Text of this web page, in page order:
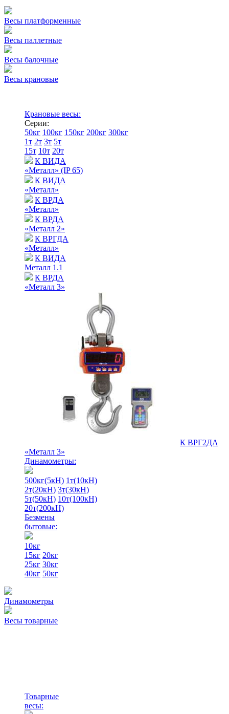
Весы платформенные
Весы паллетные
Весы балочные
Весы крановые
Крановые весы:
Серии:
50кг 100кг 150кг 200кг 300кг
1т 2т 3т 5т
15т 10т 20т
К ВИДА
«Металл» (IP 65)
К ВИДА
«Металл»
К ВРДА
«Металл»
К ВРДА
«Металл 2»
К ВРГДА
«Металл»
К ВИДА
Металл 1.1
К ВРДА
«Металл 3»
К ВРГ2ДА
«Металл 3»
Динамометры:
500кг(5кН) 1т(10кН)
2т(20кН) 3т(30кН)
5т(50кН) 10т(100кН)
20т(200кН)
Безмены
бытовые:
10кг
15кг 20кг
25кг 30кг
40кг 50кг
Динамометры
Весы товарные
Товарные
весы: